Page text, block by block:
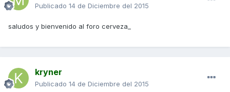
Publicado 14 de Diciembre del 2015
saludos y bienvenido al foro cerveza_
kryner
Publicado 14 de Diciembre del 2015